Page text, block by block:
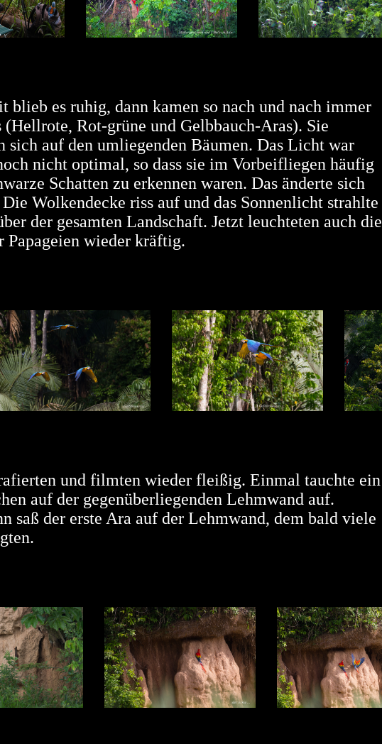
blieb es ruhig, dann kamen so nach und nach immer
(Hellrote, Rot-grüne und Gelbbauch-Aras). Sie
sich auf den umliegenden Bäumen. Das Licht war
nicht optimal, so dass sie im Vorbeifliegen häufig
Schatten zu erkennen waren. Das änderte sich
Wolkendecke riss auf und das Sonnenlicht strahlte
der gesamten Landschaft. Jetzt leuchteten auch die
Papageien wieder kräftig.
und filmten wieder fleißig. Einmal tauchte ein
auf der gegenüberliegenden Lehmwand auf.
saß der erste Ara auf der Lehmwand, dem bald viele